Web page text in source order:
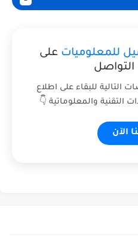
للمعلومياتعلى
للبقاء على اطلاع
والمعلوماتية 👇